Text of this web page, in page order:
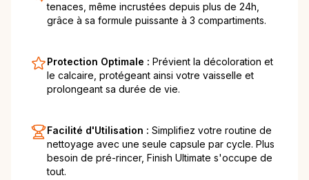
tenaces, même incrustées depuis plus de 24h,
grâce à sa formule puissante à 3 compartiments.
Protection Optimale : Prévient la décoloration et
le calcaire, protégeant ainsi votre vaisselle et
prolongeant sa durée de vie.
Facilité d'Utilisation : Simplifiez votre routine de
nettoyage avec une seule capsule par cycle. Plus
besoin de pré-rincer, Finish Ultimate s'occupe de
tout.